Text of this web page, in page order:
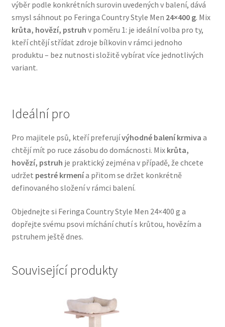
Veterinární dieta pro psy
Vodítka a obojky
výběr podle konkrétních surovin uvedených v balení, dává
smysl sáhnout po Feringa Country Style Men 24×400 g. Mix
krůta, hovězí, pstruh v poměru 1: je ideální volba pro ty,
kteří chtějí střídat zdroje bílkovin v rámci jednoho
produktu – bez nutnosti složitě vybírat více jednotlivých
variant.
Ideální pro
Pro majitele psů, kteří preferujívýhodné balení krmiva a
chtějí mít po ruce zásobu do domácnosti. Mix krůta,
hovězí, pstruh je praktický zejména v případě, že chcete
udržet pestré krmenía přitom se držet konkrétně
definovaného složení v rámci balení.
Objednejte si Feringa Country Style Men 24×400 g a
dopřejte svému psovi míchání chutí s krůtou, hovězím a
pstruhem ještě dnes.
Související produkty